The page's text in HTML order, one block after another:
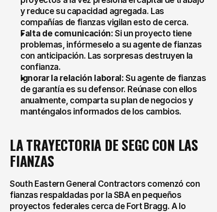
y reduce su capacidad agregada. Las
compañías de fianzas vigilan esto de cerca.
Falta de comunicación: Si un proyecto tiene
problemas, infórmeselo a su agente de fianzas
con anticipación. Las sorpresas destruyen la
confianza.
Ignorar la relación laboral: Su agente de fianzas
de garantía es su defensor. Reúnase con ellos
anualmente, comparta su plan de negocios y
manténgalos informados de los cambios.
LA TRAYECTORIA DE SEGC CON LAS
FIANZAS
South Eastern General Contractors comenzó con
fianzas respaldadas por la SBA en pequeños
proyectos federales cerca de Fort Bragg. A lo